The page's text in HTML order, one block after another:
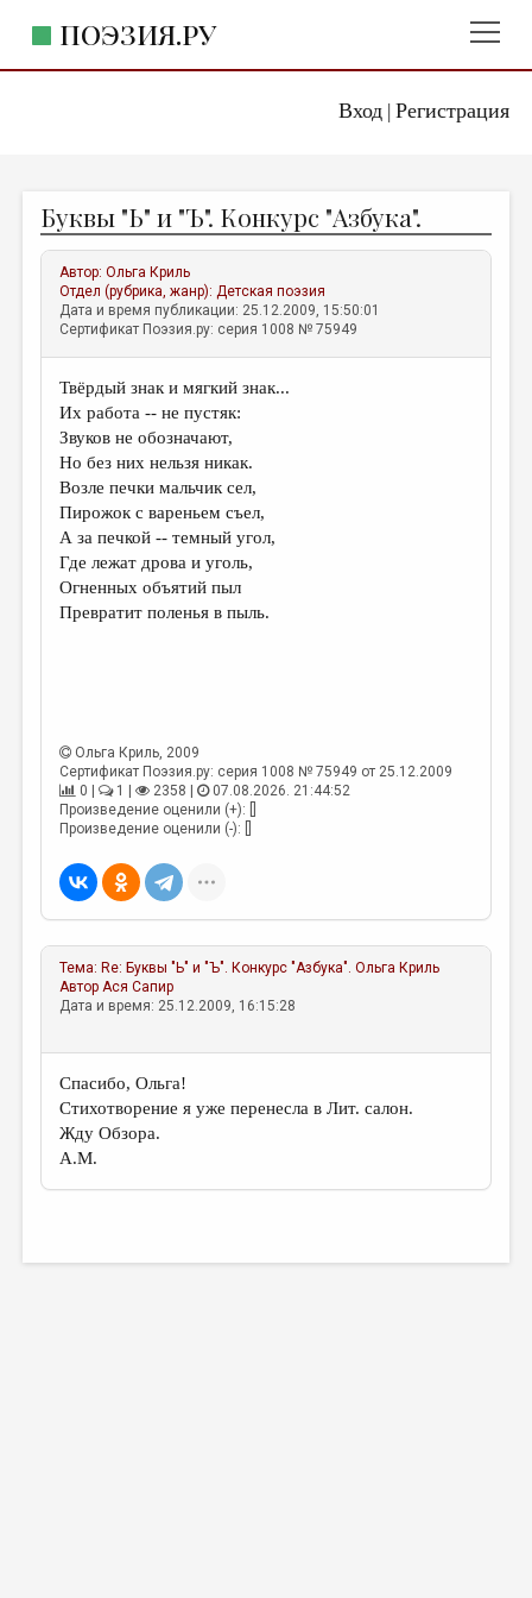
Вход| Регистрация
ПОЭЗИЯ.РУ
ЖАНРЫ
АВТОРЫ
КОММЕНТАРИИ
ЛИТСАЛОН
НОВОСТИ
ПРАВИЛА САЙТА
ОТДЕЛЫ И РУБРИКИ
ИЗБРАННОЕ
ДАЙДЖЕСТ
ПРОИЗВЕДЕНИЯ
КНИЖНАЯ ПОЛКА
ОБЗОР ЛИТЕРАТУРЫ
СТРАНИЦЫ ПАМЯТИ
ОБЪЯВЛЕНИЯ
КОЛОНКА РЕДАКТОРА
РЕДКОЛЛЕГИЯ
МАЛАЯ ПРОЗА
ЭССЕИСТИКА
ЛИТЕРАТУРОВЕДЕНИЕ
КУЛЬТУРОВЕДЕНИЕ
Буквы "Ь" и "Ъ". Конкурс "Азбука".
Автор:Ольга Криль
Отдел (рубрика, жанр):Детская поэзия
Дата и время публикации: 25.12.2009, 15:50:01
Сертификат Поэзия.ру: серия 1008 № 75949
Твёрдый знак и мягкий знак...
Их работа -- не пустяк:
Звуков не обозначают,
Но без них нельзя никак.
Возле печки мальчик сел,
Пирожок с вареньем съел,
А за печкой -- темный угол,
Где лежат дрова и уголь,
Огненных объятий пыл
Превратит поленья в пыль.
Ольга Криль, 2009
Сертификат Поэзия.ру: серия 1008 № 75949 от 25.12.2009
0 |
1 | 2358 |
07.08.2026. 21:44:52
Произведение оценили (+): []
Произведение оценили (-): []
Тема: Re: Буквы "Ь" и "Ъ". Конкурс "Азбука". Ольга Криль
АвторАся Сапир
Дата и время: 25.12.2009, 16:15:28
Спасибо, Ольга!
Стихотворение я уже перенесла в Лит. салон.
Жду Обзора.
А.М.